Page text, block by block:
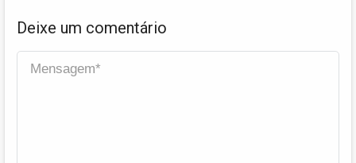
Deixe um comentário